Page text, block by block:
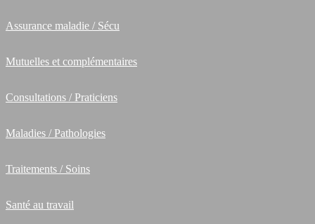
Assurance maladie / Sécu
Mutuelles et complémentaires
Consultations / Praticiens
Maladies / Pathologies
Traitements / Soins
Santé au travail